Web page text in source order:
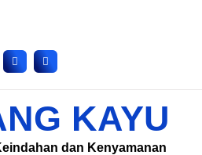
KAYU
dan Kenyamanan